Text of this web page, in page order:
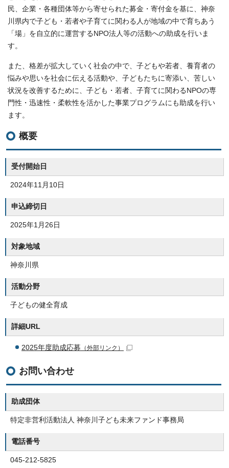
民、企業・各種団体等から寄せられた募金・寄付金を基に、神奈
川県内で子ども・若者や子育てに関わる人が地域の中で育ちあう
「場」を自立的に運営するNPO法人等の活動への助成を行いま
す。
また、格差が拡大していく社会の中で、子どもや若者、養育者の
悩みや思いを社会に伝える活動や、子どもたちに寄添い、苦しい
状況を改善するために、子ども・若者、子育てに関わるNPOの専
門性・迅速性・柔軟性を活かした事業プログラムにも助成を行い
ます。
概要
受付開始日
2024年11月10日
申込締切日
2025年1月26日
対象地域
神奈川県
活動分野
子どもの健全育成
詳細URL
2025年度助成応募 （外部リンク）
お問い合わせ
助成団体
特定非営利活動法人 神奈川子ども未来ファンド事務局
電話番号
045-212-5825